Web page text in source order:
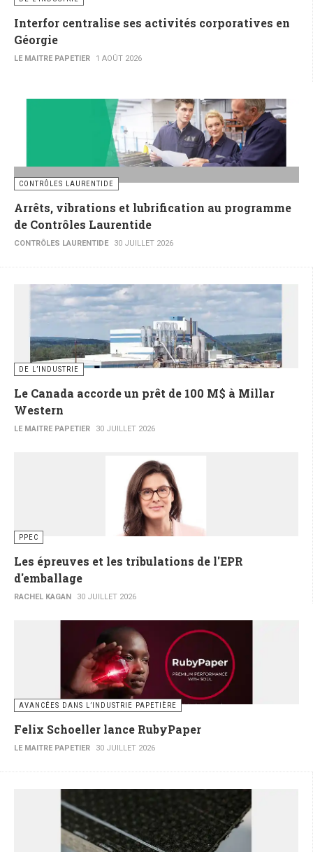
Interfor centralise ses activités corporatives en
Géorgie
LE MAITRE PAPETIER 1 AOÛT 2026
CONTRÔLES LAURENTIDE
Arrêts, vibrations et lubrification au programme
de Contrôles Laurentide
CONTRÔLES LAURENTIDE 30 JUILLET 2026
DE L’INDUSTRIE
Le Canada accorde un prêt de 100 M$ à Millar
Western
LE MAITRE PAPETIER 30 JUILLET 2026
PPEC
Les épreuves et les tribulations de l'EPR
d'emballage
RACHEL KAGAN 30 JUILLET 2026
AVANCÉES DANS L’INDUSTRIE PAPETIÈRE
Felix Schoeller lance RubyPaper
LE MAITRE PAPETIER 30 JUILLET 2026